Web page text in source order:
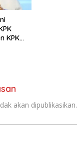
KPK
akan dipublikasikan.